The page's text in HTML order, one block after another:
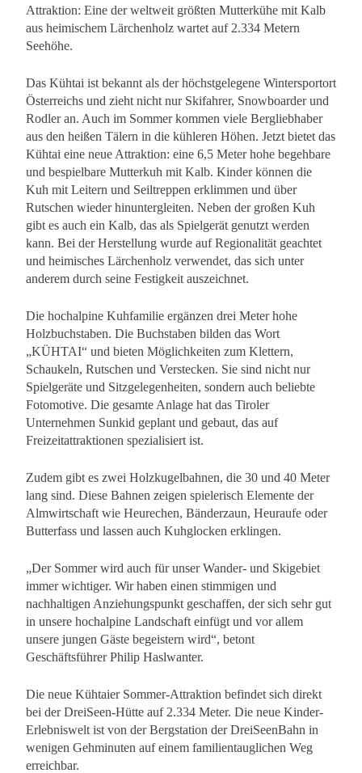
Attraktion: Eine der weltweit größten Mutterkühe mit Kalb
aus heimischem Lärchenholz wartet auf 2.334 Metern
Seehöhe.
Das Kühtai ist bekannt als der höchstgelegene Wintersportort
Österreichs und zieht nicht nur Skifahrer, Snowboarder und
Rodler an. Auch im Sommer kommen viele Bergliebhaber
aus den heißen Tälern in die kühleren Höhen. Jetzt bietet das
Kühtai eine neue Attraktion: eine 6,5 Meter hohe begehbare
und bespielbare Mutterkuh mit Kalb. Kinder können die
Kuh mit Leitern und Seiltreppen erklimmen und über
Rutschen wieder hinuntergleiten. Neben der großen Kuh
gibt es auch ein Kalb, das als Spielgerät genutzt werden
kann. Bei der Herstellung wurde auf Regionalität geachtet
und heimisches Lärchenholz verwendet, das sich unter
anderem durch seine Festigkeit auszeichnet.
Die hochalpine Kuhfamilie ergänzen drei Meter hohe
Holzbuchstaben. Die Buchstaben bilden das Wort
„KÜHTAI“ und bieten Möglichkeiten zum Klettern,
Schaukeln, Rutschen und Verstecken. Sie sind nicht nur
Spielgeräte und Sitzgelegenheiten, sondern auch beliebte
Fotomotive. Die gesamte Anlage hat das Tiroler
Unternehmen Sunkid geplant und gebaut, das auf
Freizeitattraktionen spezialisiert ist.
Zudem gibt es zwei Holzkugelbahnen, die 30 und 40 Meter
lang sind. Diese Bahnen zeigen spielerisch Elemente der
Almwirtschaft wie Heurechen, Bänderzaun, Heuraufe oder
Butterfass und lassen auch Kuhglocken erklingen.
„Der Sommer wird auch für unser Wander- und Skigebiet
immer wichtiger. Wir haben einen stimmigen und
nachhaltigen Anziehungspunkt geschaffen, der sich sehr gut
in unsere hochalpine Landschaft einfügt und vor allem
unsere jungen Gäste begeistern wird“, betont
Geschäftsführer Philip Haslwanter.
Die neue Kühtaier Sommer-Attraktion befindet sich direkt
bei der DreiSeen-Hütte auf 2.334 Meter. Die neue Kinder-
Erlebniswelt ist von der Bergstation der DreiSeenBahn in
wenigen Gehminuten auf einem familientauglichen Weg
erreichbar.